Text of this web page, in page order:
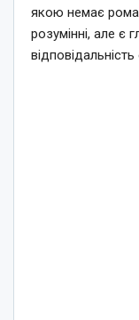
якою немає
розумінні, але є